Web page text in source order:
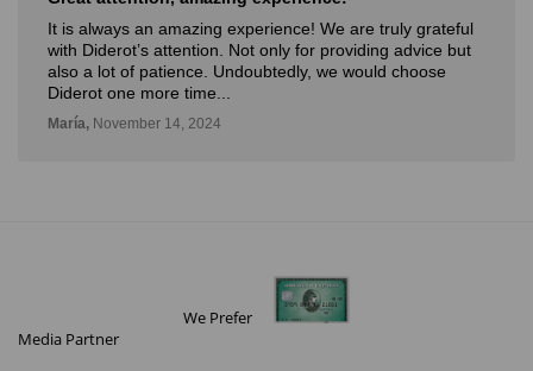
It is always an amazing experience! We are truly grateful
with Diderot’s attention. Not only for providing advice but
also a lot of patience. Undoubtedly, we would choose
Diderot one more time...
María, November 14, 2024
We Prefer
Media Partner